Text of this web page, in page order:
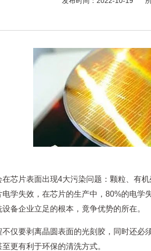
芯片表面出现4大污染问题：颗粒、有
学失效，在芯片的生产中，80%的电
备企业立足的根本，竟争优势的所在。
不仅要剥离晶圆表面的光刻胶，同时还
更有利于环保的清洗方式。